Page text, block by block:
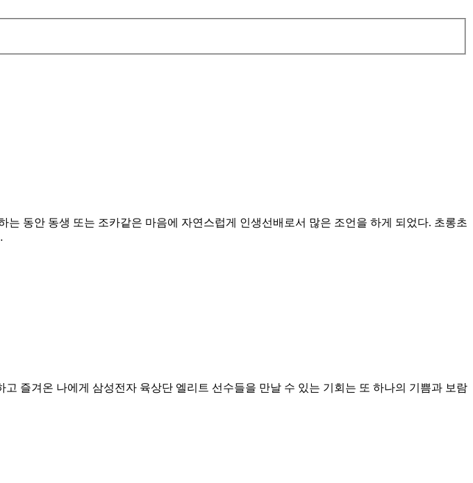
동안 동생 또는 조카같은 마음에 자연스럽게 인생선배로서 많은 조언을 하게 되었다. 초롱초
즐겨온 나에게 삼성전자 육상단 엘리트 선수들을 만날 수 있는 기회는 또 하나의 기쁨과 보람